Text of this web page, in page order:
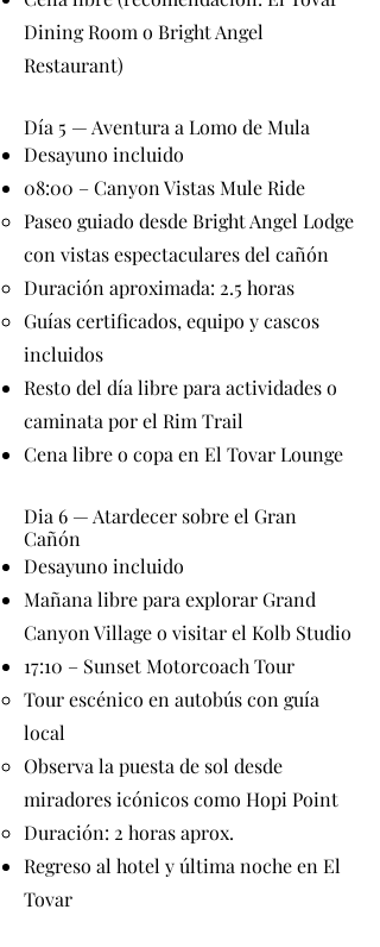
Dining Room o Bright Angel
Restaurant)
Día 5 — Aventura a Lomo de Mula
Desayuno incluido
08:00 – Canyon Vistas Mule Ride
Paseo guiado desde Bright Angel Lodge
con vistas espectaculares del cañón
Duración aproximada: 2.5 horas
Guías certificados, equipo y cascos
incluidos
Resto del día libre para actividades o
caminata por el Rim Trail
Cena libre o copa en El Tovar Lounge
Dia 6 — Atardecer sobre el Gran
Cañón
Desayuno incluido
Mañana libre para explorar Grand
Canyon Village o visitar el Kolb Studio
17:10 – Sunset Motorcoach Tour
Tour escénico en autobús con guía
local
Observa la puesta de sol desde
miradores icónicos como Hopi Point
Duración: 2 horas aprox.
Regreso al hotel y última noche en El
Tovar